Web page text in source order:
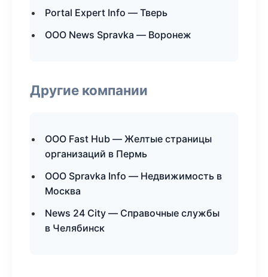
Portal Expert Info — Тверь
ООО News Spravka — Воронеж
Другие компании
ООО Fast Hub — Желтые страницы
организаций в Пермь
ООО Spravka Info — Недвижимость в
Москва
News 24 City — Справочные службы
в Челябинск